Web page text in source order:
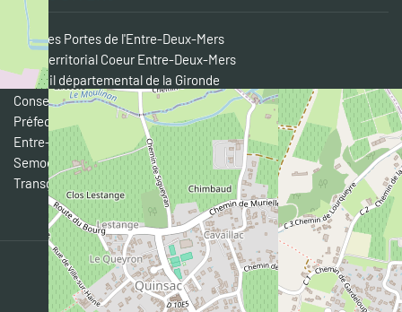
CDC des Portes de l'Entre-Deux-Mers
Pôle Territorial Coeur Entre-Deux-Mers
Conseil départemental de la Gironde
Conseil régional Nouvelle-Aquitaine
Préfecture de la Gironde
Entre-Deux-Mers Tourisme
Semoctom
Transgironde
Mairie de Camblanes et Meynac @ 2019 - Tous droits réservés